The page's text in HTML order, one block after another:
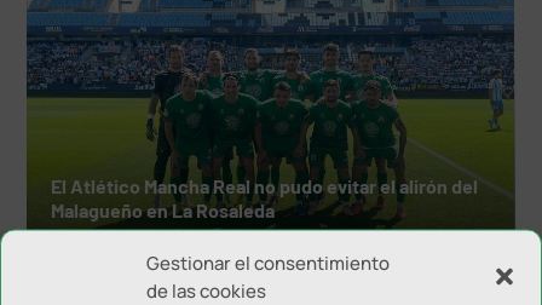
Gestionar el consentimiento
de las cookies
El Atlético Mancha Real no pudo evitar el alirón del
Malagueño en La Rosaleda